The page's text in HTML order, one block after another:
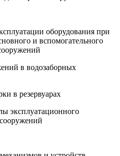
оборудования при
и вспомогательного
в водозаборных
в резервуарах
эксплуатационного